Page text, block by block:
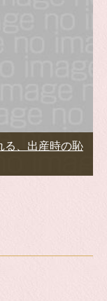
る、出産時の恥